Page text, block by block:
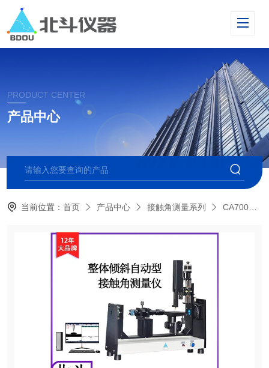
PRODUCT CENTER
产品中心
当前位置：首页 产品中心 接触角测量系列 CA700全自动多点光学接触角测量仪